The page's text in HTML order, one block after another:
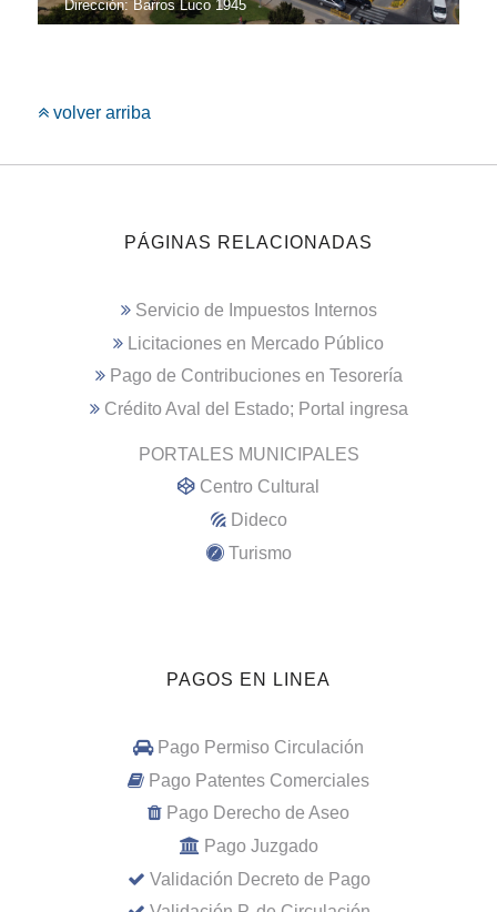
Dirección: Barros Luco 1945
volver arriba
PÁGINAS RELACIONADAS
Servicio de Impuestos Internos
Licitaciones en Mercado Público
Pago de Contribuciones en Tesorería
Crédito Aval del Estado; Portal ingresa
PORTALES MUNICIPALES
Centro Cultural
Dideco
Turismo
PAGOS EN LINEA
Pago Permiso Circulación
Pago Patentes Comerciales
Pago Derecho de Aseo
Pago Juzgado
Validación Decreto de Pago